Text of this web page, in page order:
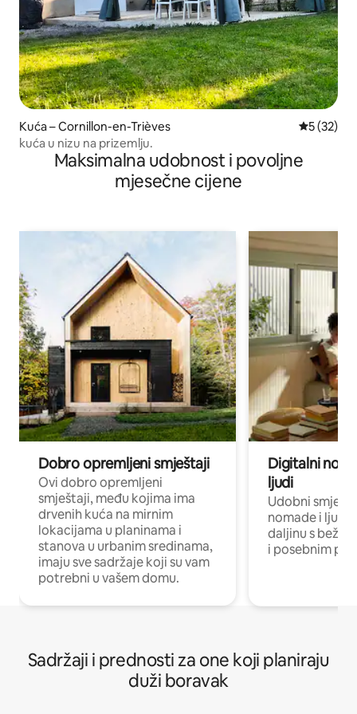
Kuća – Cornillon-en-Trièves Prosječna
5 (32)
kuća u nizu na prizemlju.
Maksimalna udobnost i povoljne
mjesečne cijene
Dobro opremljeni smještaji
Ovi dobro opremljeni
smještaji, među kojima ima
drvenih kuća na mirnim
lokacijama u planinama i
stanova u urbanim sredinama,
imaju sve sadržaje koji su vam
potrebni u vašem domu.
Digitalni
ljudi
Udobni
nomade i ljude
daljinu s
i posebnim
Sadržaji i prednosti za one koji planiraju
duži boravak